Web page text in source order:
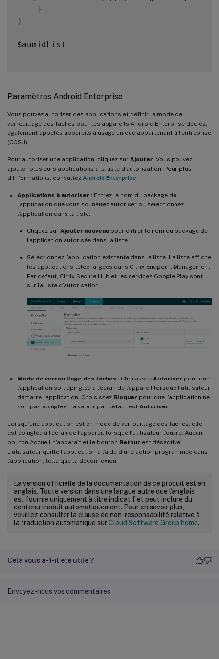
}
}
$aumidList
Paramètres Android Enterprise
Vous pouvez autoriser des applications et définir le mode de
verrouillage des tâches pour les appareils Android Enterprise dédiés,
également appelés appareils à usage unique appartenant à l’entreprise
(COSU).
Pour autoriser une application, cliquez sur Ajouter . Vous pouvez
ajouter plusieurs applications à la liste d’autorisation. Pour plus
d’informations, consultez Android Enterprise
Applications à autoriser : Entrez le nom du package de
l’application que vous souhaitez autoriser ou sélectionnez
l’application dans la liste.
Cliquez sur Ajouter nouveau pour entrer le nom du package de
l’application autorisée dans la liste.
Sélectionnez l’application existante dans la liste. La liste affiche
les applications téléchargées dans Citrix Endpoint Management.
Par défaut, Citrix Secure Hub et les services Google Play sont
sur la liste d’autorisation.
Mode de verrouillage des tâches : Choisissez Autoriser pour que
l’application soit épinglée à l’écran de l’appareil lorsque l’utilisateur
démarre l’application. Choisissez Bloquer pour que l’application ne
soit pas épinglée. La valeur par défaut est Autoriser.
Lorsqu’une application est en mode de verrouillage des tâches, elle
est épinglée à l’écran de l’appareil lorsque l’utilisateur l’ouvre. Aucun
bouton Accueil n’apparaît et le bouton Retour est désactivé.
L’utilisateur quitte l’application à l’aide d’une action programmée dans
l’application, telle que la déconnexion.
La version officielle de la documentation de ce produit est en
anglais. Toute version dans une langue autre que l’anglais
est fournie uniquement à titre indicatif et peut inclure du
contenu traduit automatiquement. Pour en savoir plus,
veuillez consulter la clause de non-responsabilité relative à
la traduction automatique surCloud Software Group home.
Cela vous a-t-il été utile ?
Envoyez-nous vos commentaires